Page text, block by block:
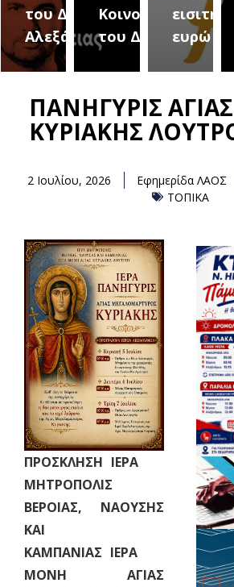
του Δήμου
Αλεξάνδρειας
Κοινοτήτων
του Δήμουευρώ
ΠΑΝΗΓΥΡΙΣ ΑΓΙΑΣ
ΚΥΡΙΑΚΗΣ
2 Ιουλίου, 2026 Εφημερίδα ΛΑΟΣ
ΤΟΠΙΚΑ
ΠΡΟΣΚΛΗΣΗ ΙΕΡΑ
ΜΗΤΡΟΠΟΛΙΣ
ΒΕΡΟΙΑΣ, ΝΑΟΥΣΗΣ
ΚΑΙ
ΚΑΜΠΑΝΙΑΣ ΙΕΡΑ
ΜΟΝΗ ΑΓΙΑΣ